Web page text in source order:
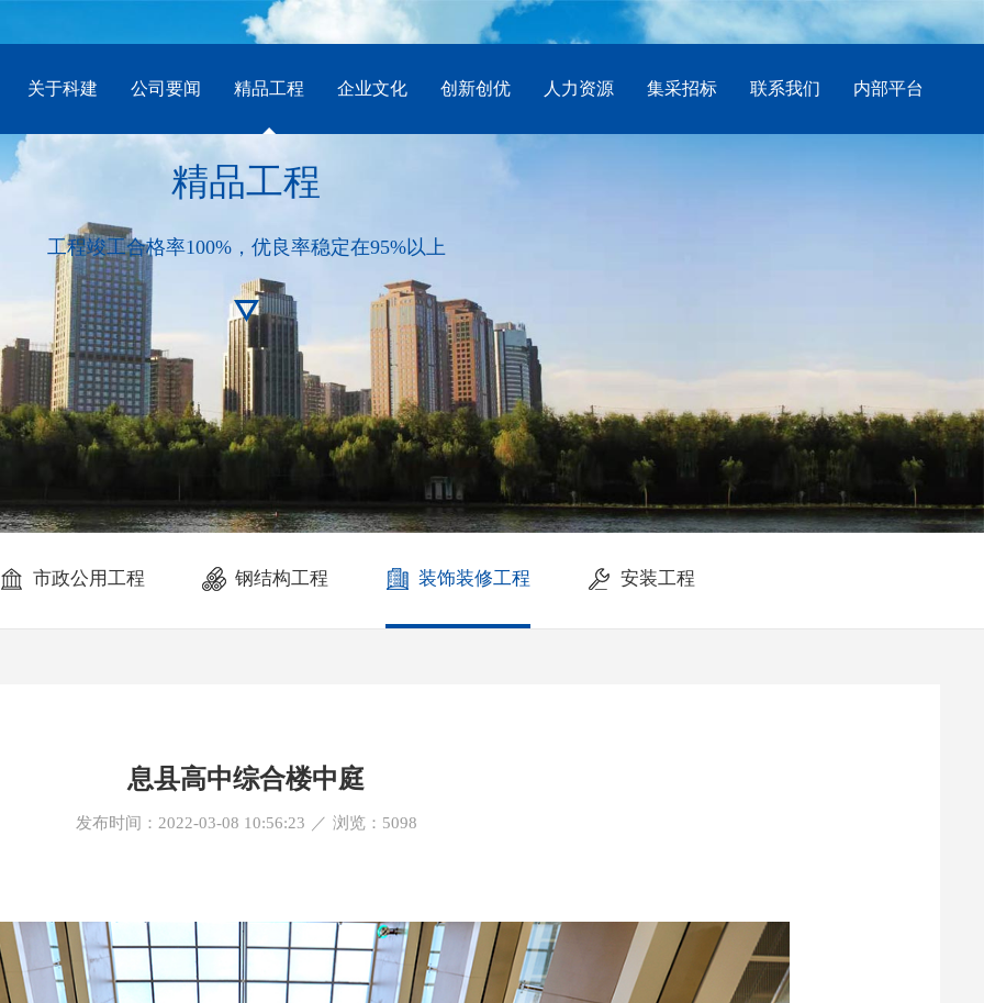
内部平台
联系我们
集采招标
人力资源
创新创优
企业文化
精品工程
公司要闻
关于科建
精品工程
工程竣工合格率100%，优良率稳定在95%以上
市政公用工程 钢结构工程 装饰装修工程 安装工程
息县高中综合楼中庭
发布时间：2022-03-08 10:56:23 ／ 浏览： 5098